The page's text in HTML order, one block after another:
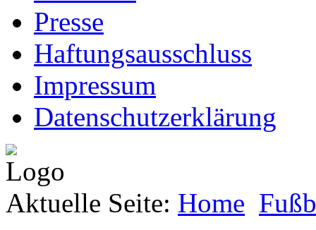
Presse
Haftungsausschluss
Impressum
Datenschutzerklärung
Aktuelle Seite: Home